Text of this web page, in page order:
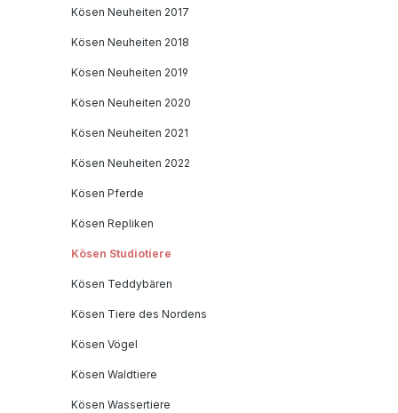
Kösen Neuheiten 2017
Kösen Neuheiten 2018
Kösen Neuheiten 2019
Kösen Neuheiten 2020
Kösen Neuheiten 2021
Kösen Neuheiten 2022
Kösen Pferde
Kösen Repliken
Kösen Studiotiere
Kösen Teddybären
Kösen Tiere des Nordens
Kösen Vögel
Kösen Waldtiere
Kösen Wassertiere